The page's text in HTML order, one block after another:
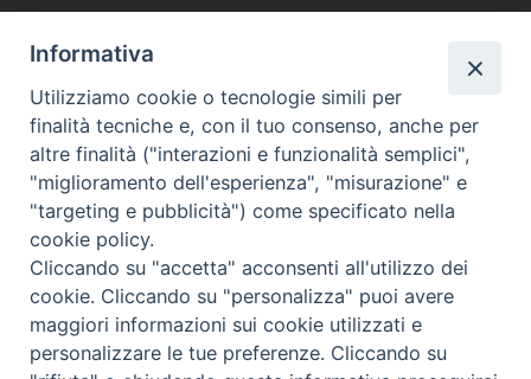
HOME VESCOVO ORARI MESSE
CURIA VESCOVILE
TUTELA MINORI
UFFICI PASTORALI PERSONE
VITA CONSACRATA
DOCUMENTI
CONTATTI
Copyright © 2018 Diocesi di Foligno /Curia . Piazza Mons. Faloci 3 - 06034
tel. 0742 350473 fax 0742 349021 email: info@diocesidifoligno.it . pec:
diocesidifoligno@pec.it
Informativa
Utilizziamo cookie o tecnologie simili per
finalità tecniche e, con il tuo consenso, anche per
altre finalità ("interazioni e funzionalità semplici",
"miglioramento dell'esperienza", "misurazione" e
"targeting e pubblicità") come specificato nella
cookie policy.
Cliccando su "accetta" acconsenti all'utilizzo dei
cookie. Cliccando su "personalizza" puoi avere
maggiori informazioni sui cookie utilizzati e
personalizzare le tue preferenze. Cliccando su